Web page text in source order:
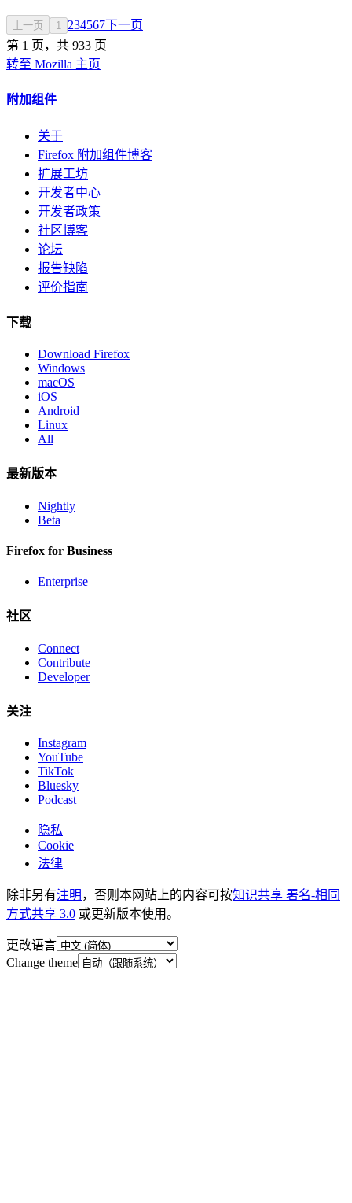
上一页 1 234567下一页
第 1 页，共 933 页
转至 Mozilla 主页
附加组件
关于
Firefox 附加组件博客
扩展工坊
开发者中心
开发者政策
社区博客
论坛
报告缺陷
评价指南
下载
Download Firefox
Windows
macOS
iOS
Android
Linux
All
最新版本
Nightly
Beta
Firefox for Business
Enterprise
社区
Connect
Contribute
Developer
关注
Instagram
YouTube
TikTok
Bluesky
Podcast
隐私
Cookie
法律
除非另有注明 ，否则本网站上的内容可按知识共享 署名-相同
方式共享 3.0 或更新版本使用。
更改语言
Change theme